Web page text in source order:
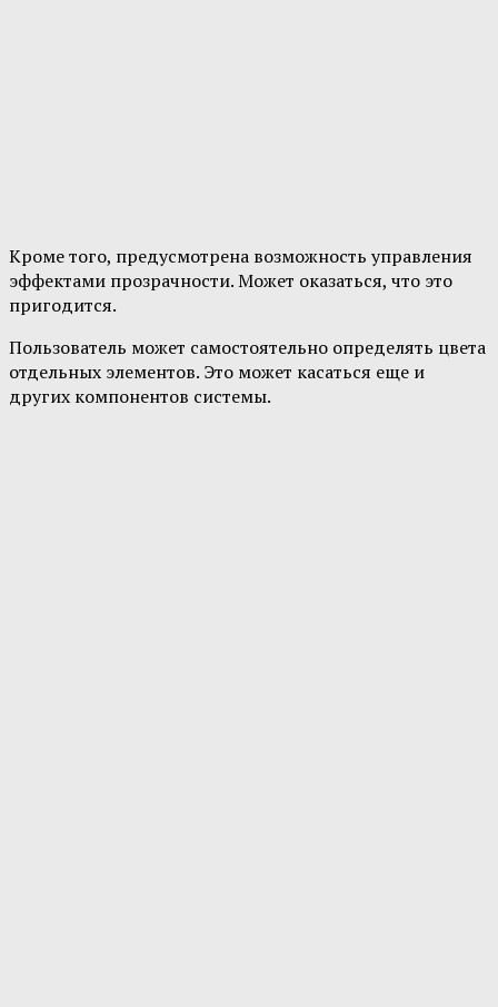
Кроме того, предусмотрена возможность управления
эффектами прозрачности. Может оказаться, что это
пригодится.
Пользователь может самостоятельно определять цвета
отдельных элементов. Это может касаться еще и
других компонентов системы.